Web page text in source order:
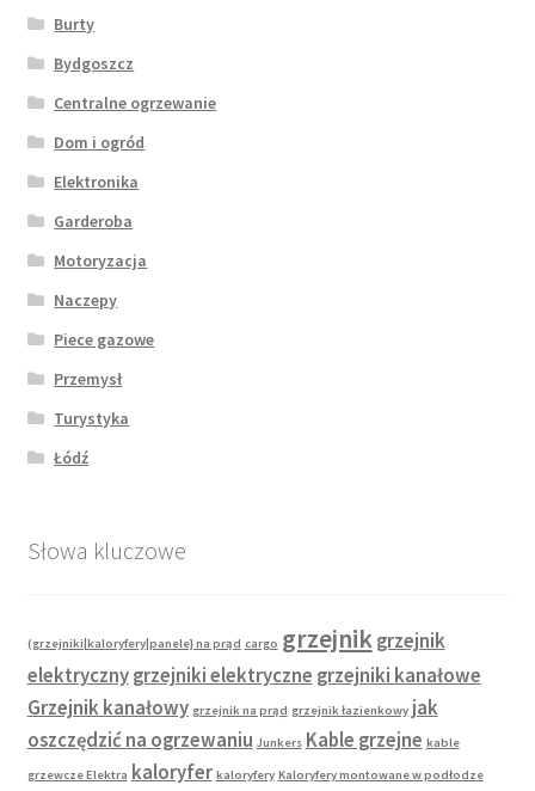
Burty
Bydgoszcz
Centralne ogrzewanie
Dom i ogród
Elektronika
Garderoba
Motoryzacja
Naczepy
Piece gazowe
Przemysł
Turystyka
Łódź
Słowa kluczowe
(grzejniki|kaloryfery|panele} na prąd cargo grzejnik grzejnik
elektryczny grzejniki elektryczne grzejniki kanałowe
Grzejnik kanałowy grzejnik na prąd grzejnik łazienkowy jak
oszczędzić na ogrzewaniu Junkers Kable grzejne kable
grzewcze Elektra kaloryfer kaloryfery Kaloryfery montowane w podłodze